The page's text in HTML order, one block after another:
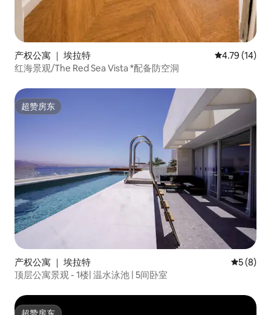
产权公寓 ｜ 埃拉特 平均评分
4.79 (14)
红海景观/The Red Sea Vista *配备防空洞
超赞房东
超赞房东
产权公寓 ｜ 埃拉特 平均评分
5 (8)
顶层公寓景观 - 1楼| 温水泳池 | 5间卧室